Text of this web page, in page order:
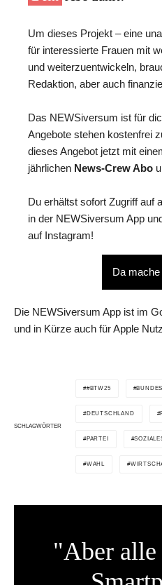
Um dieses Projekt – eine
für interessierte Frauen mit
und weiterzuentwickeln,
Redaktion, aber auch
Das NEWSiversum ist für
Angebote stehen kostenfrei
dieses Angebot jetzt mit
jährlichen News-Crew Abo
Du erhältst sofort Zugriff auf
in der NEWSiversum App
auf Instagram!
Da
Die NEWSiversum App ist im
und in Kürze auch für Apple
SCHLAGWÖRTER
#BTW25
DEUTSCHLAND
PARTEI
WAHL
"Aber alle